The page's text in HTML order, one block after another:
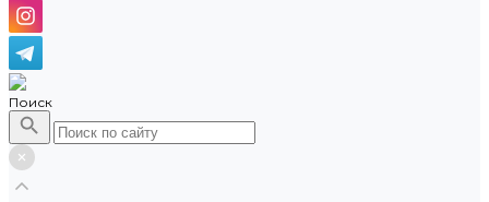
Поиск